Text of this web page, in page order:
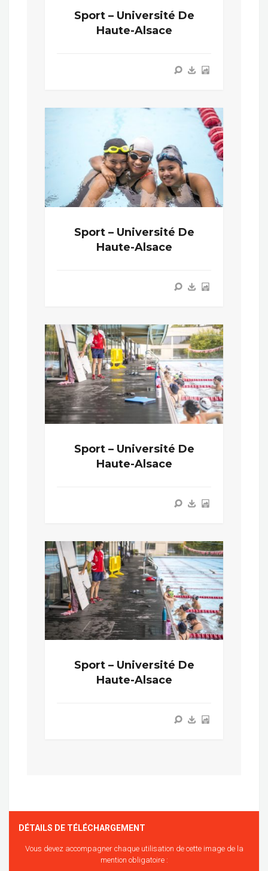
Sport – Université De
Haute-Alsace
Sport – Université De
Haute-Alsace
Sport – Université De
Haute-Alsace
Sport – Université De
Haute-Alsace
DÉTAILS DE TÉLÉCHARGEMENT
Vous devez accompagner chaque utilisation de cette image de la
mention obligatoire :